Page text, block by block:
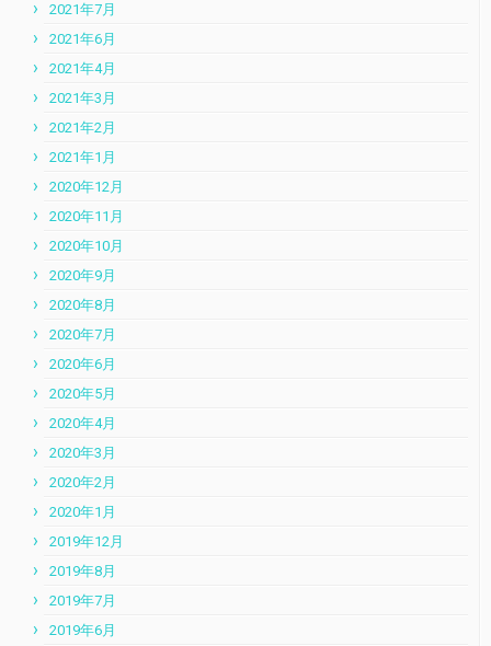
2021年7月
2021年6月
2021年4月
2021年3月
2021年2月
2021年1月
2020年12月
2020年11月
2020年10月
2020年9月
2020年8月
2020年7月
2020年6月
2020年5月
2020年4月
2020年3月
2020年2月
2020年1月
2019年12月
2019年8月
2019年7月
2019年6月